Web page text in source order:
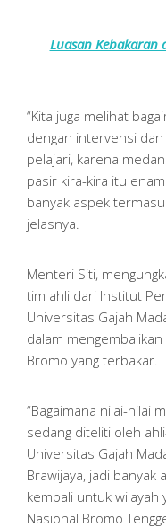
Luasan Kebakaran
“Kita juga melihat
dengan intervensi
pelajari, karena
pasir kira-kira itu
banyak aspek
jelasnya.
Menteri Siti,
tim ahli dari Institut
Universitas Gajah
dalam
Bromo yang terbakar.
“Bagaimana nilai-nilai
sedang diteliti oleh
Universitas Gajah
Brawijaya, jadi banyak
kembali untuk wilayah
Nasional Bromo